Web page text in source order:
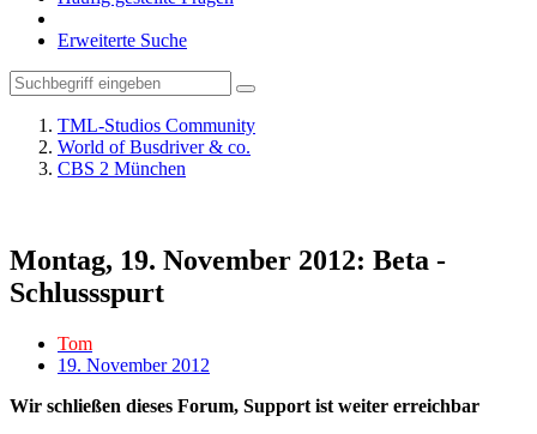
Erweiterte Suche
TML-Studios Community
World of Busdriver & co.
CBS 2 München
Montag, 19. November 2012: Beta -
Schlussspurt
Tom
19. November 2012
Wir schließen dieses Forum, Support ist weiter erreichbar